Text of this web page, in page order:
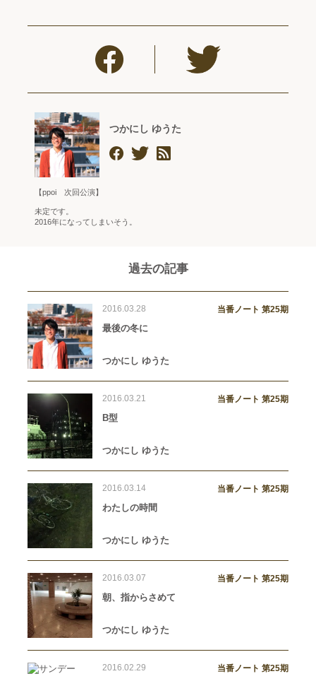
つかにし ゆうた
【ppoi 次回公演】
未定です。
2016年になってしまいそう。
過去の記事
2016.03.28 当番ノート 第25期
最後の冬に
つかにし ゆうた
2016.03.21 当番ノート 第25期
B型
つかにし ゆうた
2016.03.14 当番ノート 第25期
わたしの時間
つかにし ゆうた
2016.03.07 当番ノート 第25期
朝、指からさめて
つかにし ゆうた
2016.02.29 当番ノート 第25期